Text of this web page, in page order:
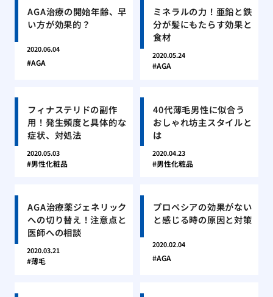
AGA治療の開始年齢、早
い方が効果的？
2020.06.04
AGA
ミネラルの力！亜鉛と鉄
分が髪にもたらす効果と
食材
2020.05.24
AGA
フィナステリドの副作
用！発生頻度と具体的な
症状、対処法
2020.05.03
男性化粧品
40代薄毛男性に似合う
おしゃれ坊主スタイルと
は
2020.04.23
男性化粧品
AGA治療薬ジェネリック
への切り替え！注意点と
医師への相談
2020.03.21
薄毛
プロペシアの効果がない
と感じる時の原因と対策
2020.02.04
AGA